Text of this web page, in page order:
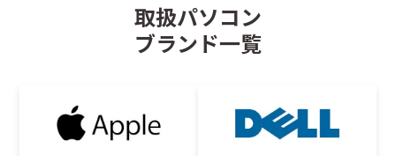
取扱パソコン
ブランド一覧